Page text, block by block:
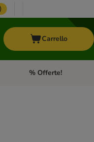
Carrello
CavalliApri Menu Categoria:
% Offerte!